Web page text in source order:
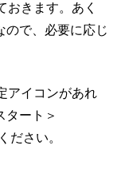
おきます。あく
ので、必要に応じ
アイコンがあれ
タート＞
ださい。